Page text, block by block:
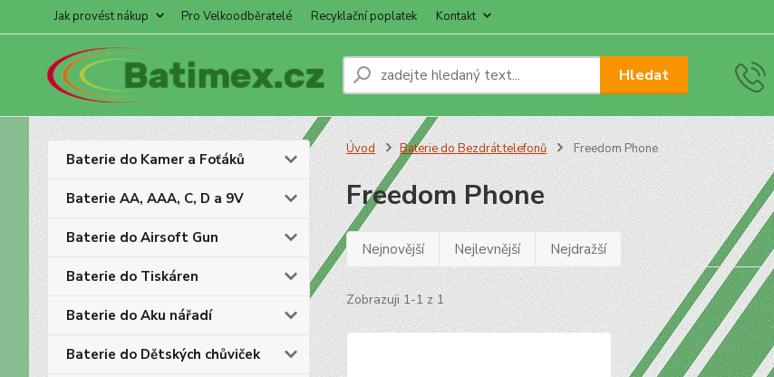
Jak provést nákup Pro Velkoodběratelé Recyklační poplatek Kontakt
Hledat
Baterie do Kamer a Foťáků
Baterie AA, AAA, C, D a 9V
Baterie do Airsoft Gun
Baterie do Tiskáren
Baterie do Aku nářadí
Baterie do Dětských chůviček
Úvod Baterie do Bezdrát.telefonů Freedom Phone
Freedom Phone
Nejnovější Nejlevnější Nejdražší
Zobrazuji 1-1 z 1